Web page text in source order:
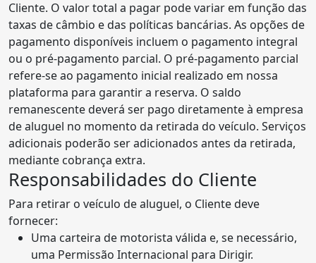
Cliente. O valor total a pagar pode variar em função das
taxas de câmbio e das políticas bancárias. As opções de
pagamento disponíveis incluem o pagamento integral
ou o pré-pagamento parcial. O pré-pagamento parcial
refere-se ao pagamento inicial realizado em nossa
plataforma para garantir a reserva. O saldo
remanescente deverá ser pago diretamente à empresa
de aluguel no momento da retirada do veículo. Serviços
adicionais poderão ser adicionados antes da retirada,
mediante cobrança extra.
Responsabilidades do Cliente
Para retirar o veículo de aluguel, o Cliente deve
fornecer:
Uma carteira de motorista válida e, se necessário,
uma Permissão Internacional para Dirigir.